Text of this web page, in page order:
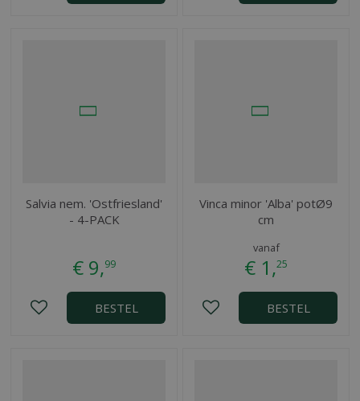
Salvia nem. 'Ostfriesland'
- 4-PACK
€ 9,99
BESTEL
Vinca minor 'Alba' potØ9
cm
vanaf
€ 1,25
BESTEL